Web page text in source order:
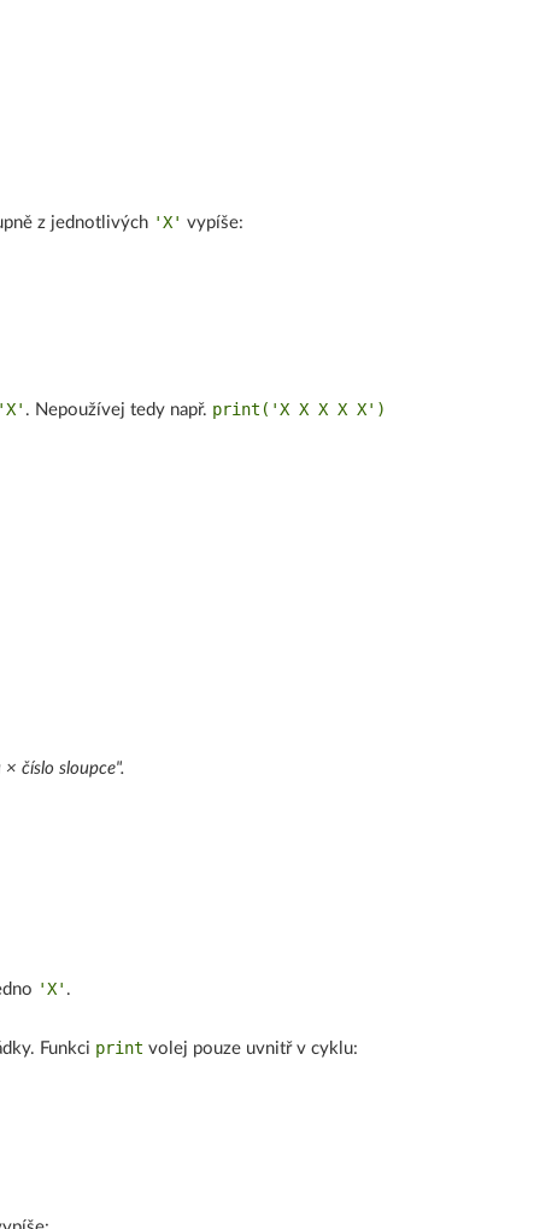
z jednotlivých 'X' vypíše:
'X' . Nepoužívej tedy např. print('X X X X X')
číslo sloupce".
'X' .
Funkci print volej pouze uvnitř v cyklu: